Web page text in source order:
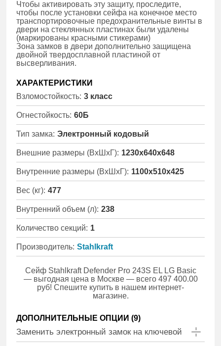
Чтобы активировать эту защиту, проследите,
чтобы после установки сейфа на конечное место
транспортировочные предохранительные винты в
двери на стеклянных пластинах были удалены
(маркированы красными стикерами)
Зона замков в двери дополнительно защищена
двойной твердосплавной пластиной от
высверливания.
ХАРАКТЕРИСТИКИ
Взломостойкость: 3 класс
Огнестойкость: 60Б
Тип замка: Электронный кодовый
Внешние размеры (ВхШхГ): 1230x640x648
Внутренние размеры (ВхШхГ): 1100x510x425
Вес (кг): 477
Внутренний объем (л): 238
Количество секций: 1
Производитель: Stahlkraft
Сейф Stahlkraft Defender Pro 243S EL LG Basic
— выгодная цена в Москве — всего 497 400.00
руб! Спешите купить в нашем интернет-
магазине.
ДОПОЛНИТЕЛЬНЫЕ ОПЦИИ (9)
Заменить электронный замок на ключевой